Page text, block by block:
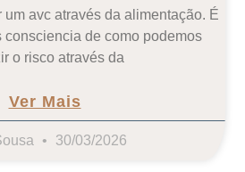
avc através da alimentação. É
consciencia de como podemos
o risco através da
Ver Mais
30/03/2026